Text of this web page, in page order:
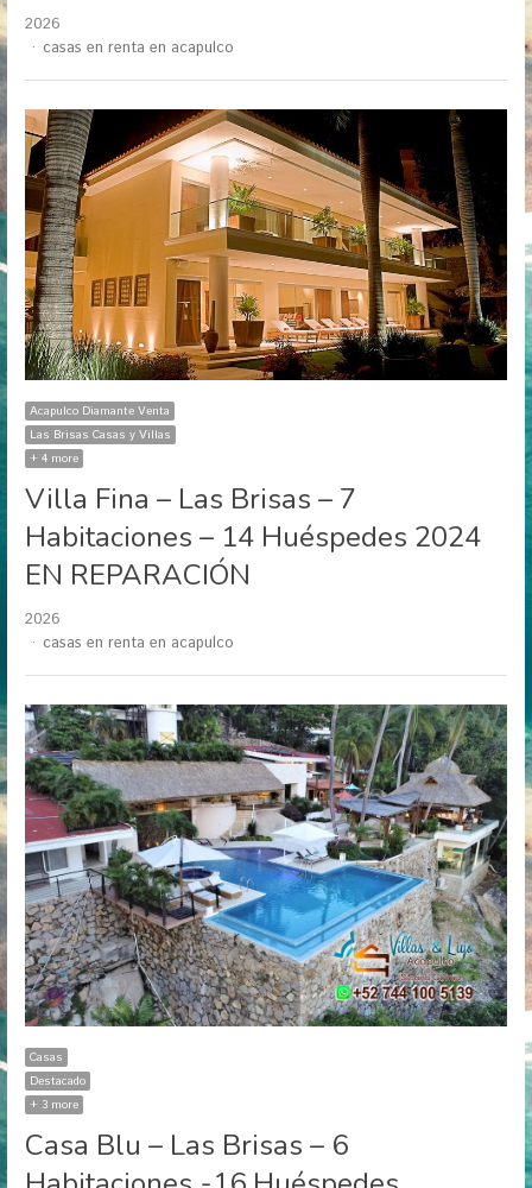
2026
Author
casas en renta en acapulco
Acapulco Diamante Venta
Las Brisas Casas y Villas
+ 4 more
Villa Fina – Las Brisas – 7
Habitaciones – 14 Huéspedes 2024
EN REPARACIÓN
2026
Author
casas en renta en acapulco
Casas
Destacado
+ 3 more
Casa Blu – Las Brisas – 6